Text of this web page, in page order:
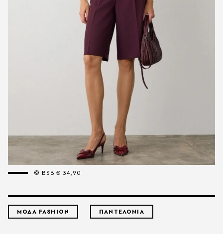
© BSB € 34,90
ΜΟΔΑ FASHION ΠΑΝΤΕΛΟΝΙΑ